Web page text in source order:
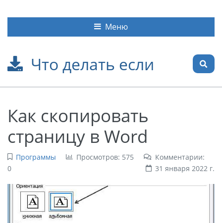
Что делать если
Меню
Как скопировать
страницу в Word
Программы Просмотров: 575
Комментарии:
0
31 января 2022 г.